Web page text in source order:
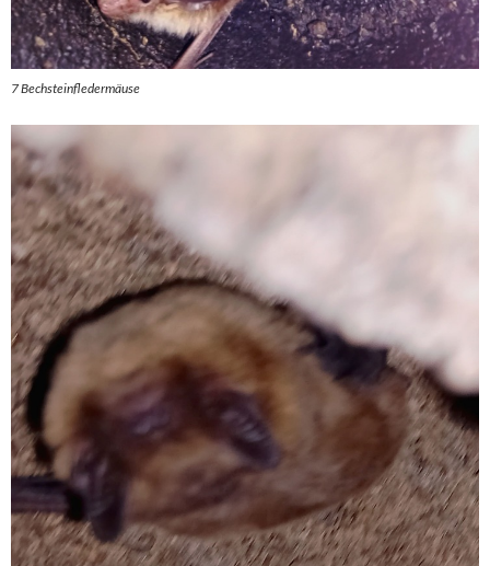
7 Bechsteinfledermäuse